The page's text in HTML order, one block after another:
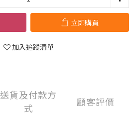
立即購買
加入追蹤清單
送貨及付款方
式
顧客評價